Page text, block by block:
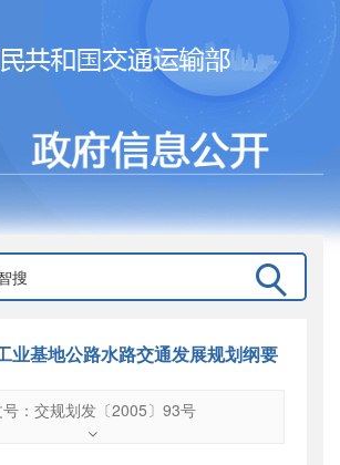
业基地公路水路交通发展规划纲要
：交规划发〔2005〕93号
交规划发〔2005〕93号